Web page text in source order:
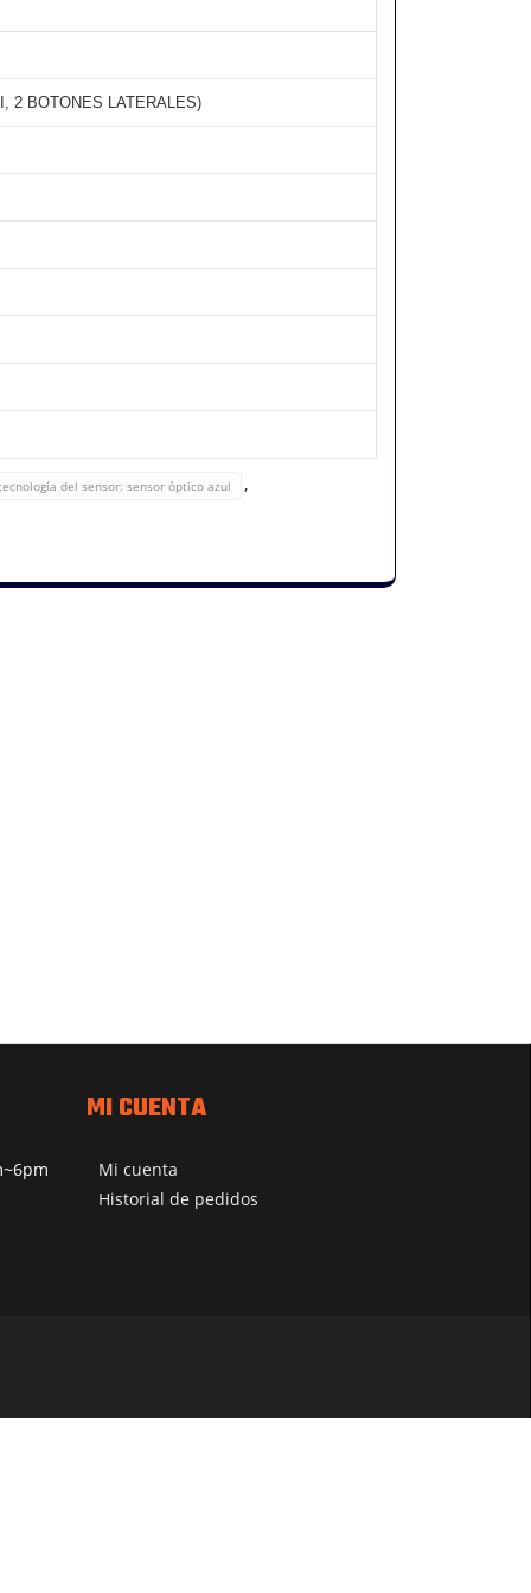
2 BOTONES LATERALES)
del sensor: sensor óptico azul ,
MI CUENTA
Mi cuenta
Historial de pedidos